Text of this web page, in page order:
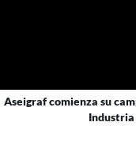
Aseigraf comienza su